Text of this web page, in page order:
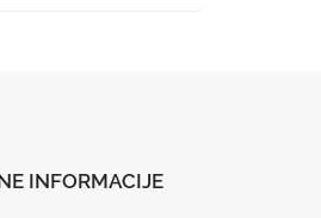
INFORMACIJE